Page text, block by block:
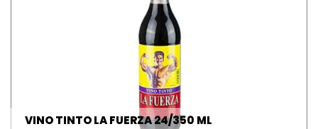
VINO TINTO LA FUERZA 24/350 ML